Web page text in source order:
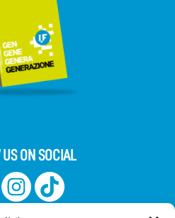
US ON SOCIAL